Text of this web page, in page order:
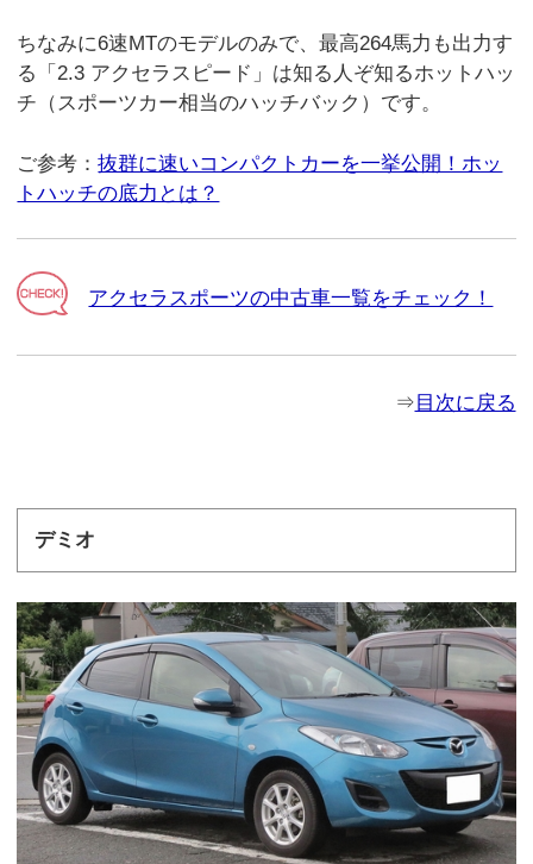
ちなみに6速MTのモデルのみで、最高264馬力も出力す
る「2.3 アクセラスピード」は知る人ぞ知るホットハッ
チ（スポーツカー相当のハッチバック）です。
ご参考：抜群に速いコンパクトカーを一挙公開！ホッ
トハッチの底力とは？
アクセラスポーツの中古車一覧をチェック！
⇒目次に戻る
デミオ